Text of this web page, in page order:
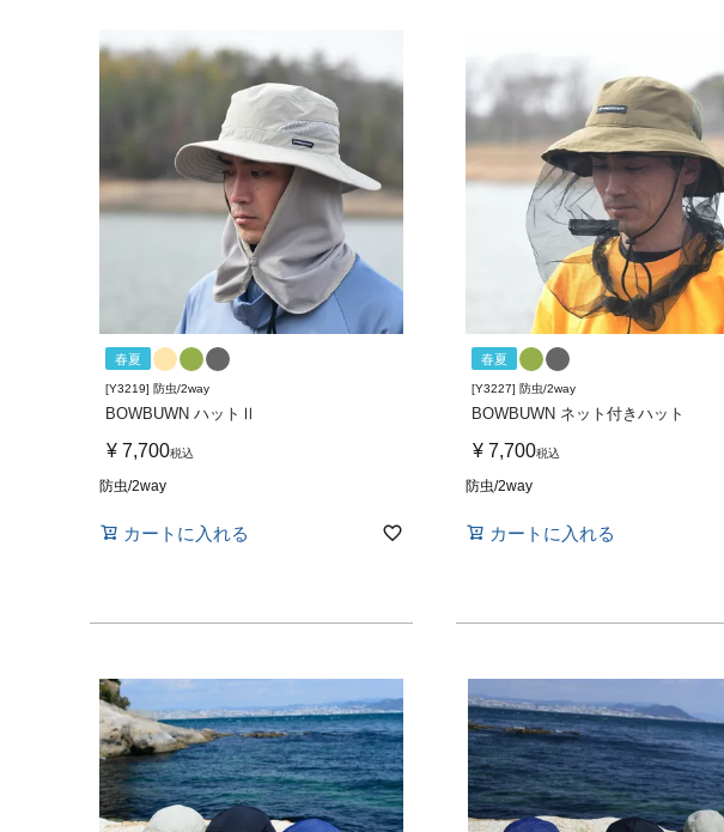
春夏
[Y3219] 防虫/2way
BOWBUWN ハットⅡ
¥ 7,700税込
防虫/2way
カートに入れる
春夏
[Y3227] 防虫/2way
BOWBUWN ネット付きハット
¥ 7,700税込
防虫/2way
カートに入れる